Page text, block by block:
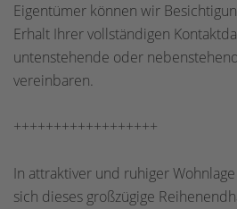
Eigentümer können wir
Erhalt Ihrer vollständigen
untenstehende oder
vereinbaren.
++++++++++++++++++
In attraktiver und ruhiger
sich dieses großzügige